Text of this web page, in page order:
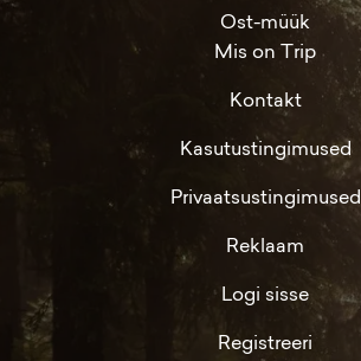
Ost-müük
Mis on Trip
Kontakt
Kasutustingimused
Privaatsustingimused
Reklaam
Logi sisse
Registreeri